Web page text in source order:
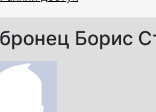
Борис